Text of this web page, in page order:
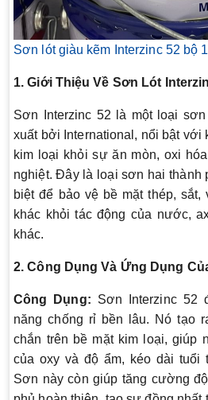
Sơn lót giàu kẽm Interzinc 52 bộ
1. Giới Thiệu Về Sơn Lót
Sơn Interzinc 52 là một loại
xuất bởi International, nổi bật với
kim loại khỏi sự ăn mòn, oxi
nghiệt. Đây là loại sơn hai thành
biệt để bảo vệ bề mặt thép,
khác khỏi tác động của nước,
khác.
2. Công Dụng Và Ứng Dụng
Công Dụng: Sơn Interzinc 52
năng chống rỉ bền lâu. Nó tạo
chắn trên bề mặt kim loại, giúp
của oxy và độ ẩm, kéo dài tuổi
Sơn này còn giúp tăng cường